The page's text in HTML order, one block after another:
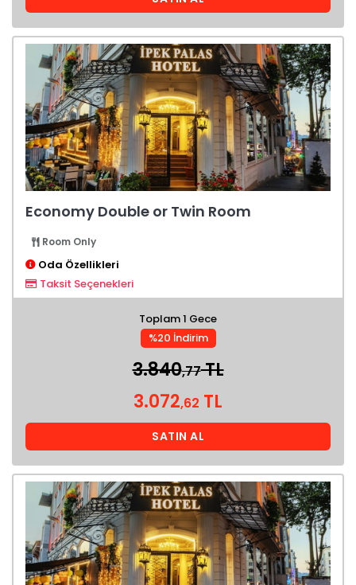
Economy Double or Twin Room
Room Only
Oda Özellikleri
Taksit Seçenekleri
Toplam 1 Gece
%20 İndirim
3.840,77TL
3.072,62 TL
SATIN AL